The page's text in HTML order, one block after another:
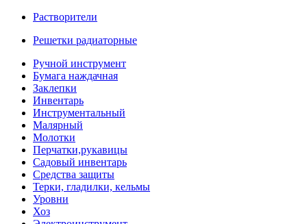
Растворители
Решетки радиаторные
Ручной инструмент
Бумага наждачная
Заклепки
Инвентарь
Инструментальный
Малярный
Молотки
Перчатки,рукавицы
Садовый инвентарь
Средства защиты
Терки, гладилки, кельмы
Уровни
Хоз